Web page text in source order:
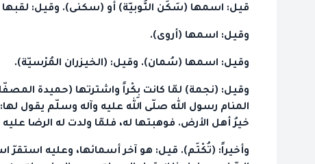
قيل: اسمها (سَكَن النُّوبيّة) أو (سكنى). وقيل: لقبها
وقيل: اسمها (أروى).
وقيل: اسمها (سُمان). وقيل: (الخيزران المُرْسيّة).
وقيل: (نجمة) لمّا كانت بِكْراً واشترتها (حميدة
المنام رسول الله صلّى الله عليه وآله وسلّم يقول
خيرُ أهل الأرض. فوهبتها له، فلمّا ولدت له الرضا
وأخيراً: (تُكْتَم). قيل: هو آخر أسمائها، وعليه